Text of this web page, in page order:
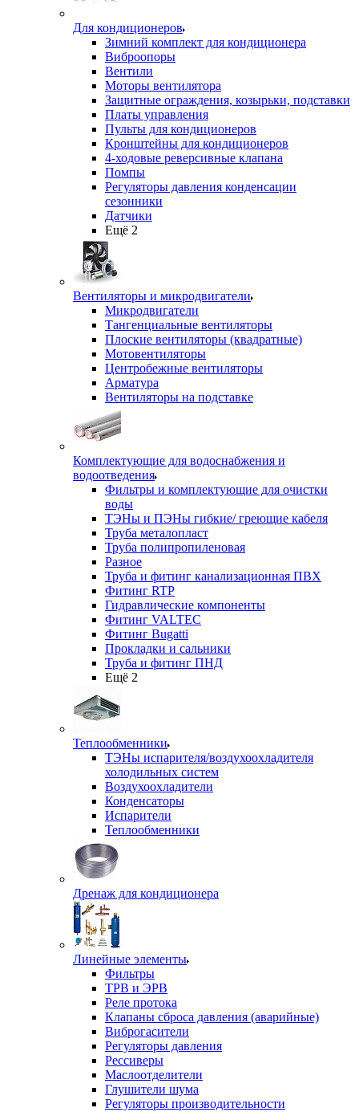
Для кондиционеров
Зимний комплект для кондиционера
Виброопоры
Вентили
Моторы вентилятора
Защитные ограждения, козырьки, подставки
Платы управления
Пульты для кондиционеров
Кронштейны для кондиционеров
4-ходовые реверсивные клапана
Помпы
Регуляторы давления конденсации
сезонники
Датчики
Ещё 2
Вентиляторы и микродвигатели
Микродвигатели
Тангенциальные вентиляторы
Плоские вентиляторы (квадратные)
Мотовентиляторы
Центробежные вентиляторы
Арматура
Вентиляторы на подставке
Комплектующие для водоснабжения и
водоотведения
Фильтры и комплектующие для очистки
воды
ТЭНы и ПЭНы гибкие/ греющие кабеля
Труба металопласт
Труба полипропиленовая
Разное
Труба и фитинг канализационная ПВХ
Фитинг RTP
Гидравлические компоненты
Фитинг VALTEC
Фитинг Bugatti
Прокладки и сальники
Труба и фитинг ПНД
Ещё 2
Теплообменники
ТЭНы испарителя/воздухоохладителя
холодильных систем
Воздухоохладители
Конденсаторы
Испарители
Теплообменники
Дренаж для кондиционера
Линейные элементы
Фильтры
ТРВ и ЭРВ
Реле протока
Клапаны сброса давления (аварийные)
Виброгасители
Регуляторы давления
Рессиверы
Маслоотделители
Глушители шума
Регуляторы производительности